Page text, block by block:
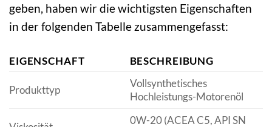
geben, haben wir die wichtigsten Eigenschaften
in der folgenden Tabelle zusammengefasst:
EIGENSCHAFT BESCHREIBUNG
Produkttyp
Vollsynthetisches
Hochleistungs-Motorenöl
0W-20 (ACEA C5, API SN